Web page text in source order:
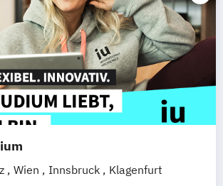
Wien Innsbruck
Klagenfurt